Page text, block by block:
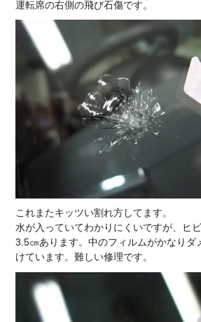
運転席の右側の飛び石傷です。
これまたキッツい割れ方してます。
水が入っていてわかりにくいですが、ヒビ
3.5㎝あります。中のフィルムがかなりダ
けています。難しい修理です。